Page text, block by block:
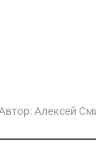
Автор: Алексей